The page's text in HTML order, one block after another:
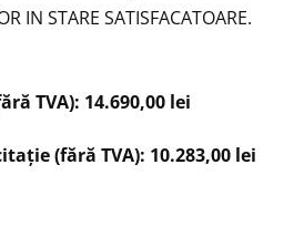
IN STARE SATISFACATOARE.
TVA): 14.690,00 lei
(fără TVA): 10.283,00 lei